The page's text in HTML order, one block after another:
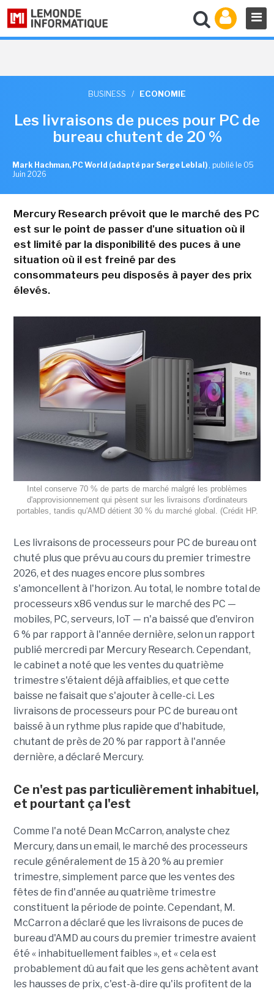
BUSINESS / ECONOMIE
Les livraisons de puces pour PC de
bureau chutent de 20 %
Mark Hachman, PC World (adapté par Serge Leblal) , publié le 05
Juin 2026
Mercury Research prévoit que le marché des PC
est sur le point de passer d'une situation où il
est limité par la disponibilité des puces à une
situation où il est freiné par des
consommateurs peu disposés à payer des prix
élevés.
Intel conserve 70 % de parts de marché malgré les problèmes
d'approvisionnement qui pèsent sur les livraisons d'ordinateurs
portables, tandis qu'AMD détient 30 % du marché global. (Crédit HP.
Les livraisons de processeurs pour PC de bureau ont
chuté plus que prévu au cours du premier trimestre
2026, et des nuages encore plus sombres
s'amoncellent à l'horizon. Au total, le nombre total de
processeurs x86 vendus sur le marché des PC —
mobiles, PC, serveurs, IoT — n'a baissé que d'environ
6 % par rapport à l'année dernière, selon un rapport
publié mercredi par Mercury Research. Cependant,
le cabinet a noté que les ventes du quatrième
trimestre s'étaient déjà affaiblies, et que cette
baisse ne faisait que s'ajouter à celle-ci. Les
livraisons de processeurs pour PC de bureau ont
baissé à un rythme plus rapide que d'habitude,
chutant de près de 20 % par rapport à l'année
dernière, a déclaré Mercury.
Ce n'est pas particulièrement inhabituel,
et pourtant ça l'est
Comme l'a noté Dean McCarron, analyste chez
Mercury, dans un email, le marché des processeurs
recule généralement de 15 à 20 % au premier
trimestre, simplement parce que les ventes des
fêtes de fin d'année au quatrième trimestre
constituent la période de pointe. Cependant, M.
McCarron a déclaré que les livraisons de puces de
bureau d'AMD au cours du premier trimestre avaient
été « inhabituellement faibles », et « cela est
probablement dû au fait que les gens achètent avant
les hausses de prix, c'est-à-dire qu'ils profitent de la